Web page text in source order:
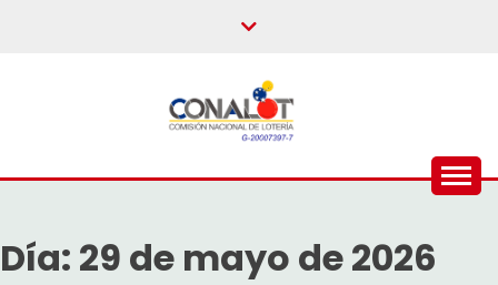
Día: 29 de mayo de 2026